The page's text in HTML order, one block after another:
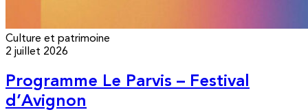
Culture et patrimoine
2 juillet 2026
Programme Le Parvis – Festival
d’Avignon